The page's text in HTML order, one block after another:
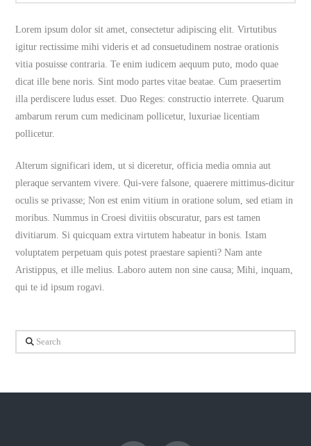
Lorem ipsum dolor sit amet, consectetur adipiscing elit. Virtutibus
igitur rectissime mihi videris et ad consuetudinem nostrae orationis
vitia posuisse contraria. Te enim iudicem aequum puto, modo quae
dicat ille bene noris. Sint modo partes vitae beatae. Cum praesertim
illa perdiscere ludus esset. Duo Reges: constructio interrete. Quarum
ambarum rerum cum medicinam pollicetur, luxuriae licentiam
pollicetur.
Alterum significari idem, ut si diceretur, officia media omnia aut
pleraque servantem vivere. Qui-vere falsone, quaerere mittimus-dicitur
oculis se privasse; Non est enim vitium in oratione solum, sed etiam in
moribus. Nummus in Croesi divitiis obscuratur, pars est tamen
divitiarum. Si quicquam extra virtutem habeatur in bonis. Istam
voluptatem perpetuam quis potest praestare sapienti? Nam ante
Aristippus, et ille melius. Laboro autem non sine causa; Mihi, inquam,
qui te id ipsum rogavi.
Search